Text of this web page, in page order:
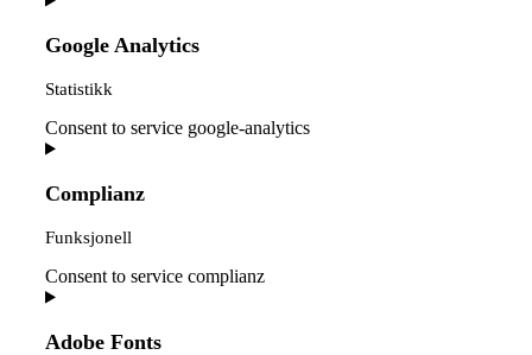
Google Analytics
Statistikk
Consent to service google-analytics
Complianz
Funksjonell
Consent to service complianz
Adobe Fonts